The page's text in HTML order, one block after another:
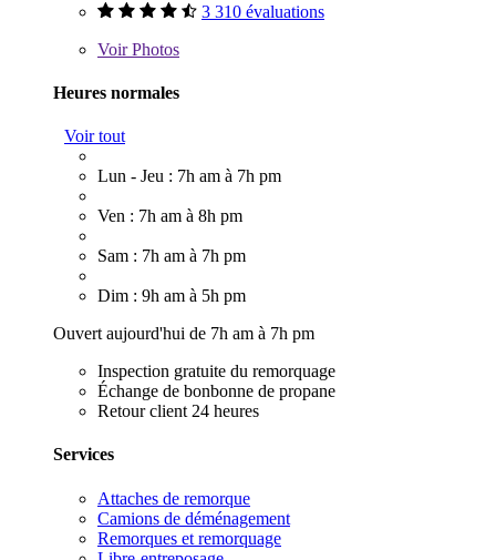
3 310 évaluations
VoirPhotos
Heures normales
Voir tout
Lun - Jeu : 7h am à 7h pm
Ven : 7h am à 8h pm
Sam : 7h am à 7h pm
Dim : 9h am à 5h pm
Ouvert aujourd'hui de 7h am à 7h pm
Inspection gratuite du remorquage
Échange de bonbonne de propane
Retour client 24 heures
Services
Attaches de remorque
Camions de déménagement
Remorques et remorquage